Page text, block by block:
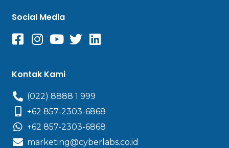
Social Media
Kontak Kami
(022) 8888 1 999
+62 857-2303-6868
+62 857-2303-6868
marketing@cyberlabs.co.id